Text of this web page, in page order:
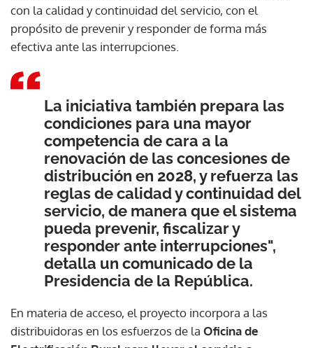
con la calidad y continuidad del servicio, con el
propósito de prevenir y responder de forma más
efectiva ante las interrupciones.
La iniciativa también prepara las
condiciones para una mayor
competencia de cara a la
renovación de las concesiones de
distribución en 2028, y refuerza las
reglas de calidad y continuidad del
servicio, de manera que el sistema
pueda prevenir, fiscalizar y
responder ante interrupciones",
detalla un comunicado de la
Presidencia de la República.
En materia de acceso, el proyecto incorpora a las
distribuidoras en los esfuerzos de la Oficina de